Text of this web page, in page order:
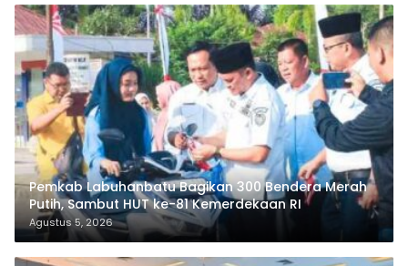
Pemkab Labuhanbatu Bagikan 300 Bendera Merah
Putih, Sambut HUT ke-81 Kemerdekaan RI
Agustus 5, 2026